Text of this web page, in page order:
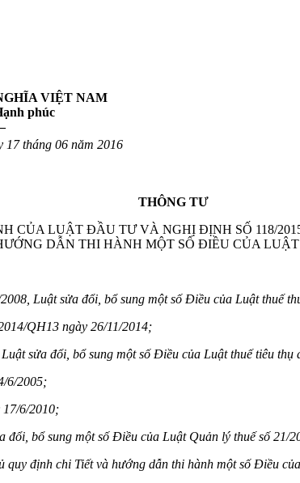
VIỆT NAM
phúc
17tháng 06 năm 2016
THÔNG TƯ
LUẬT ĐẦU TƯ VÀ NGHỊ ĐỊNH SỐ 118/
DẪN THI HÀNH MỘT SỐ ĐIỀU CỦA
Luật sửa đổi, bổ sung một sốĐiều của Luật thuế
QH13 ngày 26/11/2014;
sửa đổi, bổ sung một sốĐiều của Luật thuế tiêu thụ
6/2005;
6/2010;
đổi, bổ sung một số Điều của Luật Quản lý thuế số21/
quy định chi Tiết và hướng dẫn thi hành một sốĐiều